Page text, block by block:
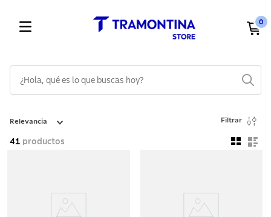
0
Relevancia Filtrar
41 productos
1.
cuchillos
2.
cubiertos
lavaplatos